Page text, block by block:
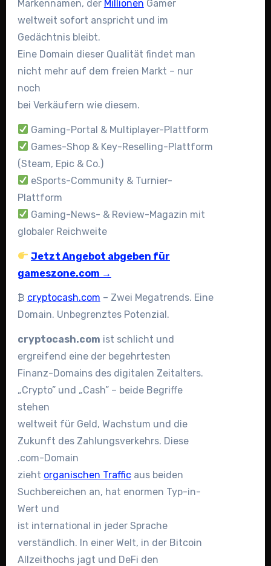
Markennamen, der Millionen Gamer
weltweit sofort anspricht und im
Gedächtnis bleibt.
Eine Domain dieser Qualität findet man
nicht mehr auf dem freien Markt – nur
noch
bei Verkäufern wie diesem.
Gaming-Portal & Multiplayer-Plattform
Games-Shop & Key-Reselling-Plattform
(Steam, Epic & Co.)
eSports-Community & Turnier-
Plattform
Gaming-News- & Review-Magazin mit
globaler Reichweite
Jetzt Angebot abgeben für
gameszone.com →
₿ cryptocash.com – Zwei Megatrends. Eine
Domain. Unbegrenztes Potenzial.
cryptocash.com ist schlicht und
ergreifend eine der begehrtesten
Finanz-Domains des digitalen Zeitalters.
„Crypto” und „Cash” – beide Begriffe
stehen
weltweit für Geld, Wachstum und die
Zukunft des Zahlungsverkehrs. Diese
.com-Domain
zieht organischen Trafficaus beiden
Suchbereichen an, hat enormen Typ-in-
Wert und
ist international in jeder Sprache
verständlich. In einer Welt, in der Bitcoin
Allzeithochs jagt und DeFi den